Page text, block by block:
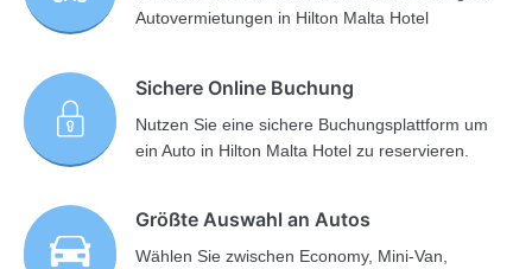
Autovermietungen in Hilton Malta Hotel
Sichere Online Buchung
Nutzen Sie eine sichere Buchungsplattform um
ein Auto in Hilton Malta Hotel zu reservieren.
Größte Auswahl an Autos
Wählen Sie zwischen Economy, Mini-Van,